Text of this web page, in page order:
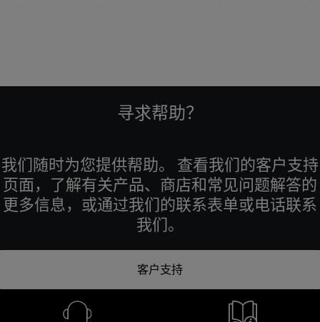
寻求帮助？
我们随时为您提供帮助。 查看我们的客户支持
页面，了解有关产品、商店和常见问题解答的
更多信息，或通过我们的联系表单或电话联系
我们。
客户支持